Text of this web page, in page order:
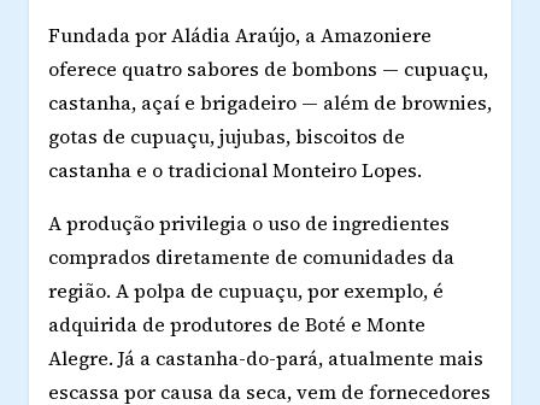
Fundada por Aládia Araújo, a Amazoniere
oferece quatro sabores de bombons — cupuaçu,
castanha, açaí e brigadeiro — além de brownies,
gotas de cupuaçu, jujubas, biscoitos de
castanha e o tradicional Monteiro Lopes.
A produção privilegia o uso de ingredientes
comprados diretamente de comunidades da
região. A polpa de cupuaçu, por exemplo, é
adquirida de produtores de Boté e Monte
Alegre. Já a castanha-do-pará, atualmente mais
escassa por causa da seca, vem de fornecedores